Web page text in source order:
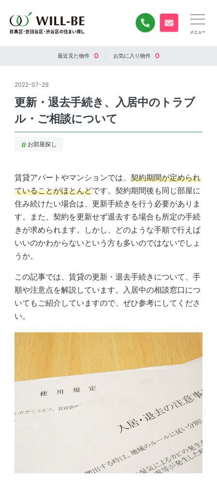
0120-840-834
無料お問い合
最近見た物件 0 お気に入り物件 0
2022-07-29
更新・退去手続き、入居中のトラブ
ル・ご相談について
お部屋探し
賃貸アパートやマンションでは、 契約期間が定められ
ていることがほとんどです。契約期間後も同じ部屋に
住み続けたい場合は、更新手続きを行う必要がありま
す。また、契約を更新せず退去する場合も所定の手続
きが求められます。しかし、どのような手順で行えば
いいのかわからないという方も多いのではないでしょ
うか。
この記事では、賃貸の更新・退去手続きについて、手
順や注意点を解説しています。入居中の相談窓口につ
いてもご紹介していますので、ぜひ参考にしてくださ
い。